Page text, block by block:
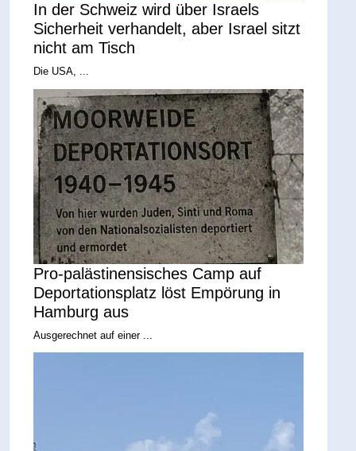
In der Schweiz wird über Israels
Sicherheit verhandelt, aber Israel sitzt
nicht am Tisch
Die USA, ...
Pro-palästinensisches Camp auf
Deportationsplatz löst Empörung in
Hamburg aus
Ausgerechnet auf einer ...